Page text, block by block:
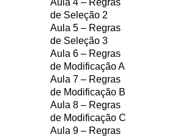
Aula 4 – Regras
de Seleção 2
Aula 5 – Regras
de Seleção 3
Aula 6 – Regras
de Modificação A
Aula 7 – Regras
de Modificação B
Aula 8 – Regras
de Modificação C
Aula 9 – Regras